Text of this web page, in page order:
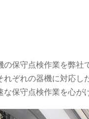
保守点検作業を弊社
ぞれの器機に対応し
保守点検作業を心が